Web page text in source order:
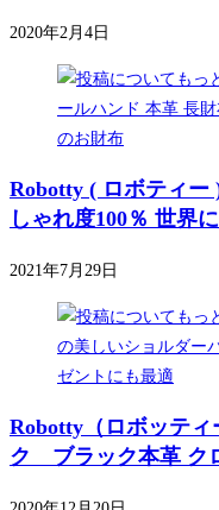
2020年2月4日
Robotty ( ロボティー
しゃれ度100％ 世界
2021年7月29日
Robotty（ロボッテ
ク ブラック本革 ク